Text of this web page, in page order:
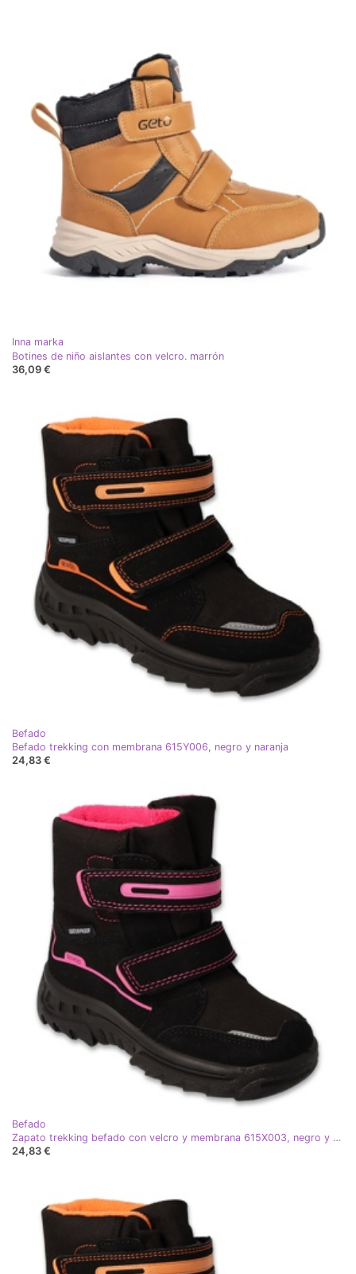
Inna marka
Botines de niño aislantes con velcro. marrón
36,09 €
Befado
Befado trekking con membrana 615Y006, negro y naranja
24,83 €
Befado
Zapato trekking befado con velcro y membrana 615X003, negro y rosa
24,83 €